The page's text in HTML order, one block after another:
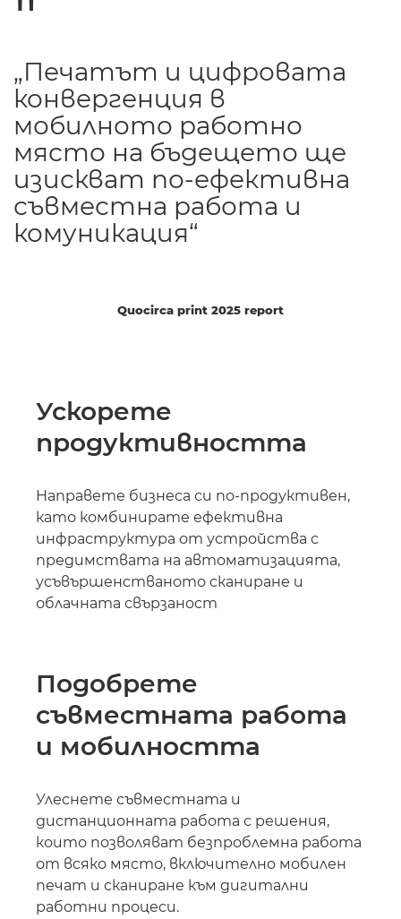
Quocirca print 2025 report
„Печатът и цифровата
конвергенция в
мобилното работно
място на бъдещето ще
изискват по-ефективна
съвместна работа и
комуникация“
Ускорете
продуктивността
Направете бизнеса си по-продуктивен,
като комбинирате ефективна
инфраструктура от устройства с
предимствата на автоматизацията,
усъвършенстваното сканиране и
облачната свързаност
Подобрете
съвместната работа
и мобилността
Улеснете съвместната и
дистанционната работа с решения,
които позволяват безпроблемна работа
от всяко място, включително мобилен
печат и сканиране към дигитални
работни процеси.